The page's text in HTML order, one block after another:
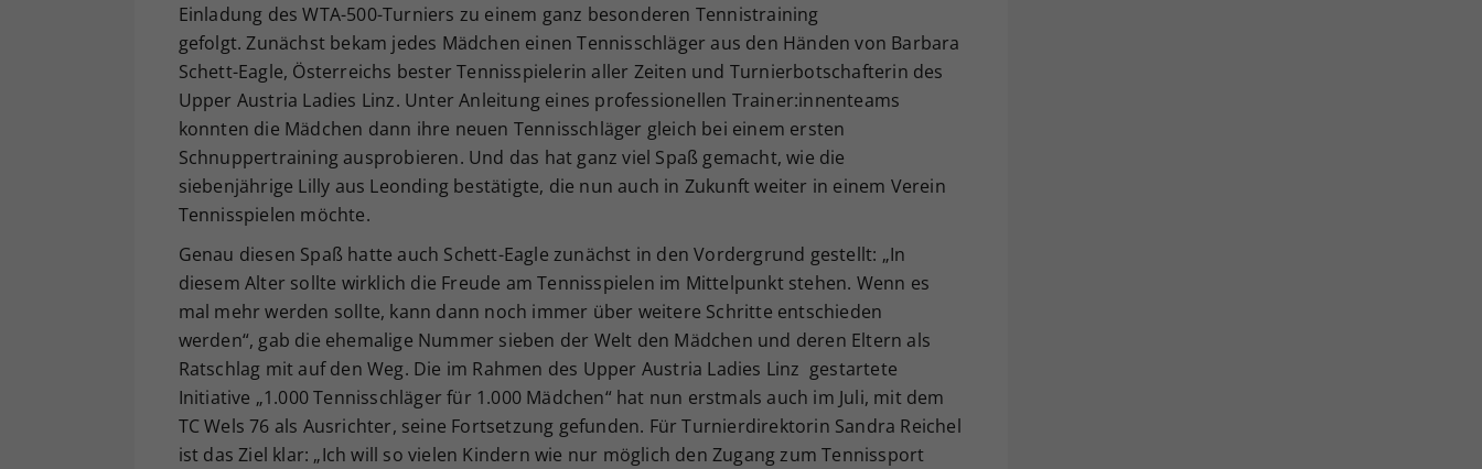
Einladung des WTA-500-Turniers zu einem ganz besonderen Tennistraining
gefolgt. Zunächst bekam jedes Mädchen einen Tennisschläger aus den Händen von Barbara
Schett-Eagle, Österreichs bester Tennisspielerin aller Zeiten und Turnierbotschafterin des
Upper Austria Ladies Linz. Unter Anleitung eines professionellen Trainer:innenteams
konnten die Mädchen dann ihre neuen Tennisschläger gleich bei einem ersten
Schnuppertraining ausprobieren. Und das hat ganz viel Spaß gemacht, wie die
siebenjährige Lilly aus Leonding bestätigte, die nun auch in Zukunft weiter in einem Verein
Tennisspielen möchte.
Genau diesen Spaß hatte auch Schett-Eagle zunächst in den Vordergrund gestellt: „In
diesem Alter sollte wirklich die Freude am Tennisspielen im Mittelpunkt stehen. Wenn es
mal mehr werden sollte, kann dann noch immer über weitere Schritte entschieden
werden“, gab die ehemalige Nummer sieben der Welt den Mädchen und deren Eltern als
Ratschlag mit auf den Weg. Die im Rahmen des Upper Austria Ladies Linz gestartete
Initiative „1.000 Tennisschläger für 1.000 Mädchen“ hat nun erstmals auch im Juli, mit dem
TC Wels 76 als Ausrichter, seine Fortsetzung gefunden. Für Turnierdirektorin Sandra Reichel
ist das Ziel klar: „Ich will so vielen Kindern wie nur möglich den Zugang zum Tennissport